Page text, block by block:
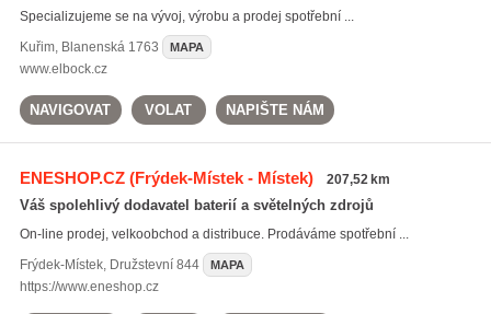
Specializujeme se na vývoj, výrobu a prodej spotřební ...
Kuřim, Blanenská 1763 MAPA
www.elbock.cz
NAVIGOVAT VOLAT NAPIŠTE NÁM
ENESHOP.CZ(Frýdek-Místek - Místek) 207,52 km
Váš spolehlivý dodavatel baterií a světelných zdrojů
On-line prodej, velkoobchod a distribuce. Prodáváme spotřební ...
Frýdek-Místek, Družstevní 844 MAPA
https://www.eneshop.cz